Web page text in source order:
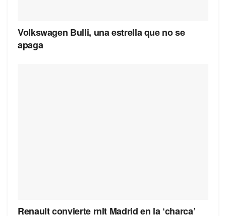
Volkswagen Bulli, una estrella que no se
apaga
Renault convierte rnlt Madrid en la ‘charca’